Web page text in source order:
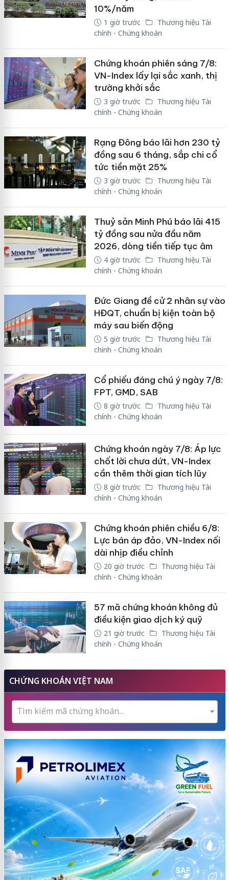
10%/năm
1 giờ trước
Thương hiệu Tài
chính - Chứng khoán
Chứng khoán phiên sáng 7/8:
VN-Index lấy lại sắc xanh, thị
trường khởi sắc
3 giờ trước
Thương hiệu Tài
chính - Chứng khoán
Rạng Đông báo lãi hơn 230 tỷ
đồng sau 6 tháng, sắp chi cổ
tức tiền mặt 25%
3 giờ trước
Thương hiệu Tài
chính - Chứng khoán
Thuỷ sản Minh Phú báo lãi 415
tỷ đồng sau nửa đầu năm
2026, dòng tiền tiếp tục âm
4 giờ trước
Thương hiệu Tài
chính - Chứng khoán
Đức Giang đề cử 2 nhân sự vào
HĐQT, chuẩn bị kiện toàn bộ
máy sau biến động
5 giờ trước
Thương hiệu Tài
chính - Chứng khoán
Cổ phiếu đáng chú ý ngày 7/8:
FPT, GMD, SAB
8 giờ trước
Thương hiệu Tài
chính - Chứng khoán
Chứng khoán ngày 7/8: Áp lực
chốt lời chưa dứt, VN-Index
cần thêm thời gian tích lũy
8 giờ trước
Thương hiệu Tài
chính - Chứng khoán
Chứng khoán phiên chiều 6/8:
Lực bán áp đảo, VN-Index nối
dài nhịp điều chỉnh
20 giờ trước
Thương hiệu Tài
chính - Chứng khoán
57 mã chứng khoán không đủ
điều kiện giao dịch ký quỹ
21 giờ trước
Thương hiệu Tài
chính - Chứng khoán
CHỨNG KHOÁN VIỆT NAM
Tìm kiếm mã chứng khoán...